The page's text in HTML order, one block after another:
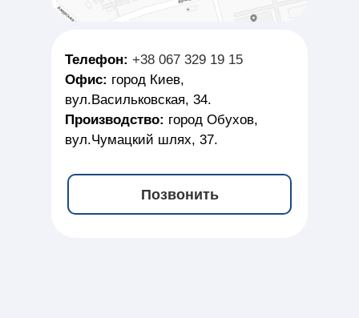
Телефон: +38 067 329 19 15
Офис: город Киев,
вул.Васильковская, 34.
Производство: город Обухов,
вул.Чумацкий шлях, 37.
Позвонить